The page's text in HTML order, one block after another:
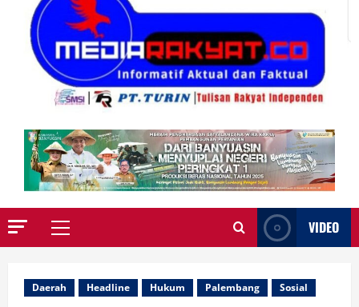
Primary
VIDEO
Daerah Headline Hukum Palembang Sosial